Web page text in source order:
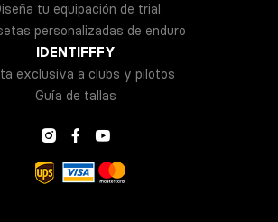
tu equipación de trial
personalizadas de enduro
IDENTIFFFY
exclusiva a clubs y pilotos
Guía de tallas